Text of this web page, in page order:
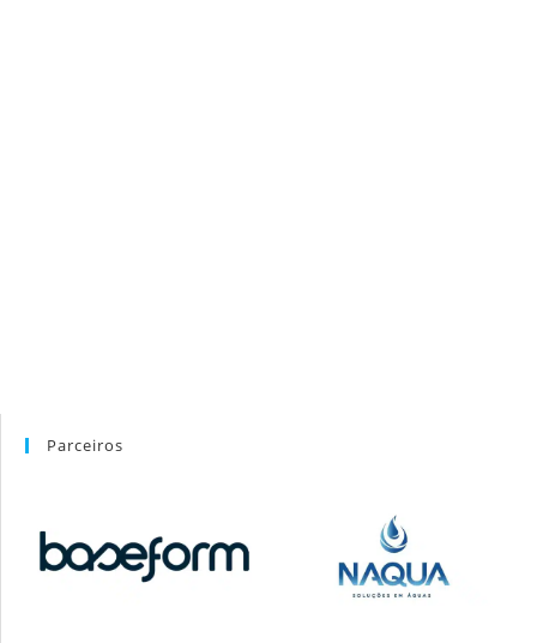
Parceiros